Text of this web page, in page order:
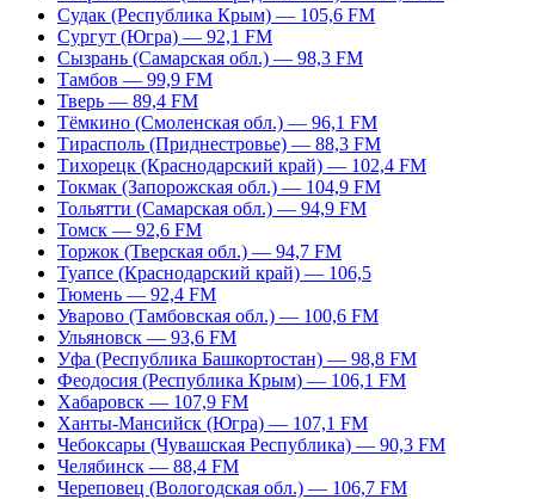
Судак (Республика Крым) — 105,6 FM
Сургут (Югра) — 92,1 FM
Сызрань (Самарская обл.) — 98,3 FM
Тамбов — 99,9 FM
Тверь — 89,4 FM
Тёмкино (Смоленская обл.) — 96,1 FM
Тирасполь (Приднестровье) — 88,3 FM
Тихорецк (Краснодарский край) — 102,4 FM
Токмак (Запорожская обл.) — 104,9 FM
Тольятти (Самарская обл.) — 94,9 FM
Томск — 92,6 FM
Торжок (Тверская обл.) — 94,7 FM
Туапсе (Краснодарский край) — 106,5
Тюмень — 92,4 FM
Уварово (Тамбовская обл.) — 100,6 FM
Ульяновск — 93,6 FM
Уфа (Республика Башкортостан) — 98,8 FM
Феодосия (Республика Крым) — 106,1 FM
Хабаровск — 107,9 FM
Ханты-Мансийск (Югра) — 107,1 FM
Чебоксары (Чувашская Республика) — 90,3 FM
Челябинск — 88,4 FM
Череповец (Вологодская обл.) — 106,7 FM